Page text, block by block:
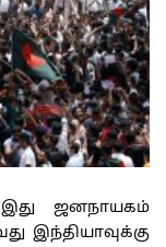
ஜனநாயகம்
இந்தியாவுக்கு